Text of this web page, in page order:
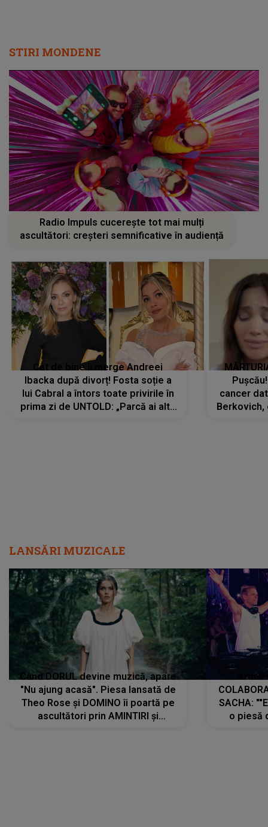
STIRI MONDENE
Radio Impuls cucerește tot mai mulți
ascultători: creșteri semnificative în audiență
Cât de bine îi merge Andreei
Ibacka după divorț! Fosta soție a
lui Cabral a întors toate privirile în
prima zi de UNTOLD: „Parcă ai altă
cancer
Berkovich,
LANSĂRI MUZICALE
Când DORUL devine muzică, apare
"Nu ajung acasă". Piesa lansată de
Theo Rose și DOMINO îi poartă pe
ascultători prin AMINTIRI și
SACHA:
o piesă